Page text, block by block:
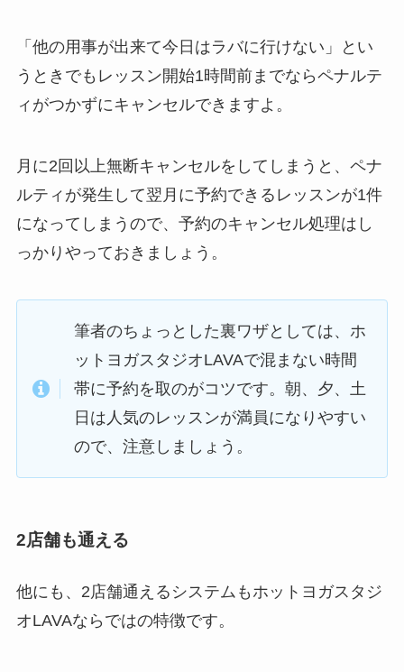
「他の用事が出来て今日はラバに行けない」
とい
うときでもレッスン開始1時間前までならペナルテ
ィがつかずにキャンセルできますよ。
月に2回以上無断キャンセルをしてしまうと、ペナ
ルティが発生して翌月に予約できるレッスンが1件
になってしまうので、予約のキャンセル処理はし
っかりやっておきましょう。
筆者のちょっとした裏ワザとしては、ホ
ットヨガスタジオLAVAで混まない時間
帯に予約を取のがコツです。朝、夕、土
日は人気のレッスンが満員になりやすい
ので、注意しましょう。
2店舗も通える
他にも、2店舗通えるシステムもホットヨガスタジ
オLAVAならではの特徴です。